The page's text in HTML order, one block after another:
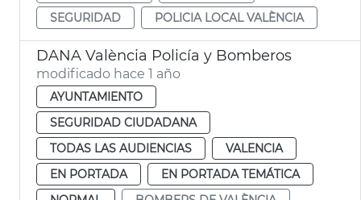
SEGURIDAD
POLICIA LOCAL VALÈNCIA
DANA València Policía y Bomberos
modificado hace 1 año
AYUNTAMIENTO
SEGURIDAD CIUDADANA
TODAS LAS AUDIENCIAS
VALENCIA
EN PORTADA
EN PORTADA TEMÁTICA